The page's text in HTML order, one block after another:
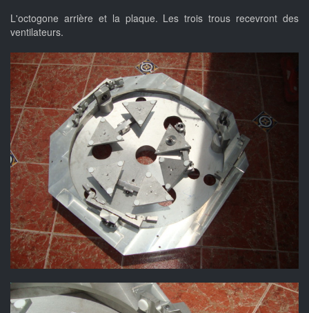
L'octogone arrière et la plaque. Les trois trous recevront des
ventilateurs.